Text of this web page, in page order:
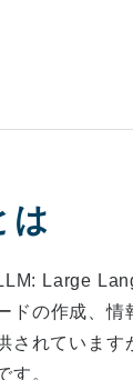
は
Large
ドの作成、
れていま
す。